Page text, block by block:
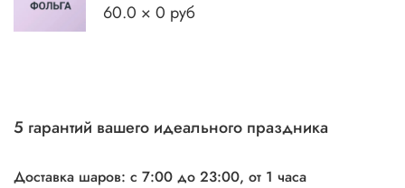
60.0 × 0 руб
5 гарантий вашего идеального праздника
Доставка шаров: с 7:00 до 23:00, от 1 часа